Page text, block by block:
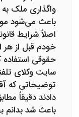
واگذاری ملک به
باعث می‌شود
اصلاً شرایط
خودم قبل از هر
حقوقی استفاده
سایت وکلای
توضیحاتی که
دادند دقیقاً
باعث شد بدانم